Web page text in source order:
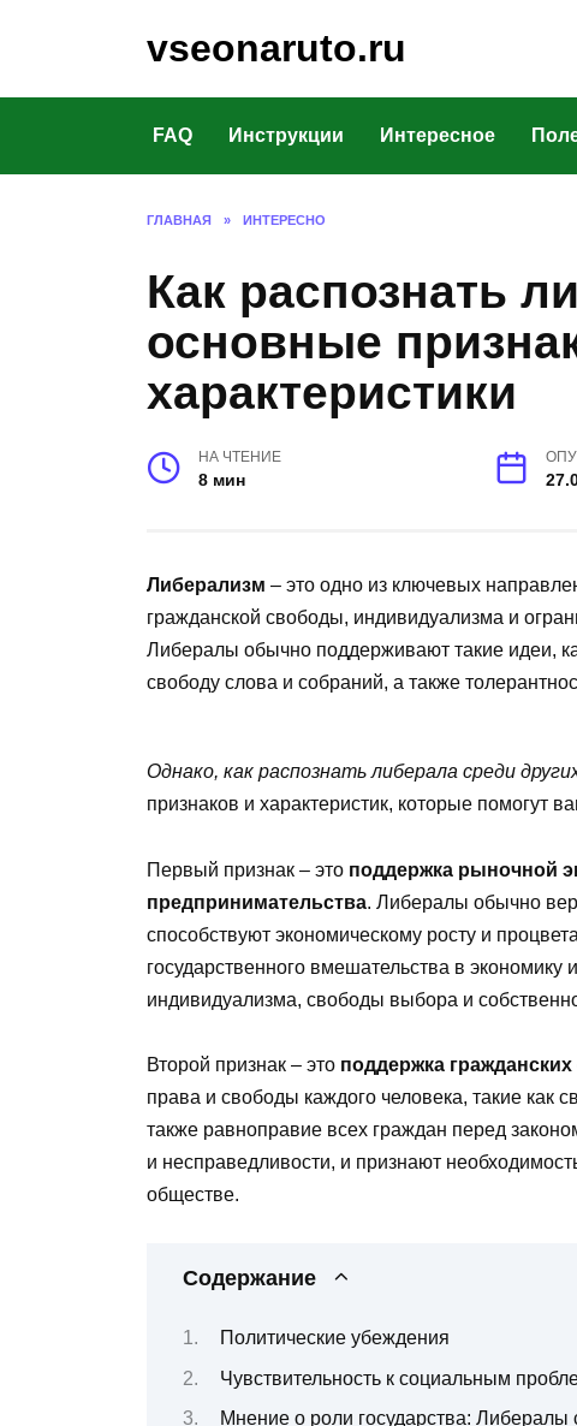
vseonaruto.ru
FAQ Инструкции Интересное
ГЛАВНАЯ » ИНТЕРЕСНО
Как распознать
основные
характеристики
НА ЧТЕНИЕ
8 мин
Либерализм – это одно из ключевых
гражданской свободы, индивидуализма и
Либералы обычно поддерживают такие идеи,
свободу слова и собраний, а также
Однако, как распознать либерала среди
признаков и характеристик, которые помогут
Первый признак – это поддержка рыночной
предпринимательства. Либералы обычно
способствуют экономическому росту и
государственного вмешательства в
индивидуализма, свободы выбора и
Второй признак – это поддержка
права и свободы каждого человека, такие как
также равноправие всех граждан перед
и несправедливости, и признают
обществе.
Содержание
Политические убеждения
Чувствительность к социальным
Мнение о роли государства: Либералы